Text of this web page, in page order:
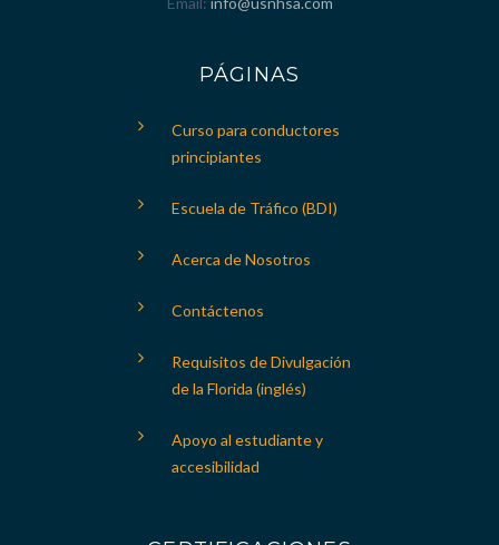
PÁGINAS
Curso para conductores
principiantes
Escuela de Tráfico (BDI)
Acerca de Nosotros
Contáctenos
Requisitos de Divulgación
de la Florida (inglés)
Apoyo al estudiante y
accesibilidad